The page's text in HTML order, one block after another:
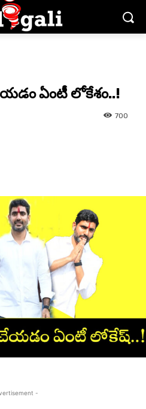
ఏంటీ లోకేశం..!
700
-